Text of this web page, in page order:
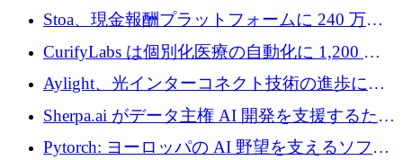
調達、年間収益1億ドルを突破
Stoa、現金報酬プラットフォームに 240 万ド
ルを確保
CurifyLabs は個別化医療の自動化に 1,200 万
ユーロを寄付
Aylight、光インターコネクト技術の進歩に向
けて450万ユーロのプレシードラウンドを終了
Sherpa.ai がデータ主権 AI 開発を支援するため
に 1,800 万ドルを調達
Pytorch: ヨーロッパの AI 野望を支えるソフト